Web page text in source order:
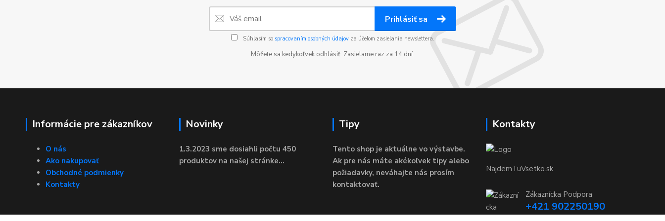
Prihlásiť sa
Súhlasím so spracovaním osobných údajovza účelom zasielania newslettera.
Môžete sa kedykoľvek odhlásiť. Zasielame raz za 14 dní.
Informácie pre zákazníkov
O nás
Ako nakupovať
Obchodné podmienky
Kontakty
Novinky
1.3.2023 sme dosiahli počtu 450
produktov na našej stránke...
Tipy
Tento shop je aktuálne vo výstavbe.
Ak pre nás máte akékoľvek tipy alebo
požiadavky, neváhajte nás prosím
kontaktovať.
Kontakty
NajdemTuVsetko.sk
Zákaznícka Podpora
+421 902250190